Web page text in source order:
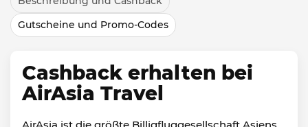
Gutscheine und Promo-Codes
Cashback erhalten bei
AirAsia Travel